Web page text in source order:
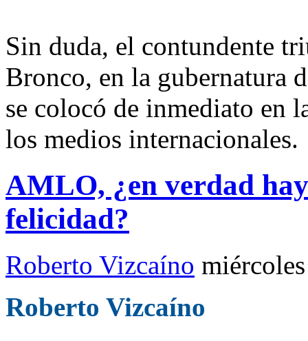
Sin duda, el contundente
Bronco, en la gubernatura
se colocó de inmediato en
los medios internacionales.
AMLO, ¿en verdad
felicidad?
Roberto Vizcaíno
Roberto Vizcaíno